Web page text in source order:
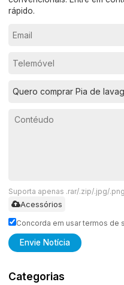
rápido.
Suporta apenas .rar/.zip/.jpg/
Acessórios
Concorda em usar termos de
Envie Notícia
Categorias